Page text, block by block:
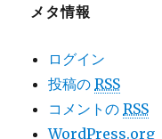
メタ情報
ログイン
投稿のRSS
コメントのRSS
WordPress.org